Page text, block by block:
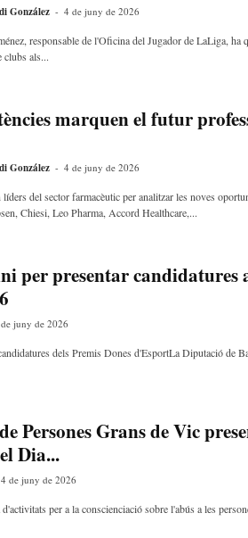
González - 4 de juny de 2026
responsable de l'Oficina del Jugador de LaLiga,
clubs als...
marquen el futur
González - 4 de juny de 2026
del sector farmacèutic per analitzar les noves
Chiesi, Leo Pharma, Accord Healthcare,...
per presentar candidatures
juny de 2026
dels Premis Dones d'EsportLa Diputació de
Persones Grans de Vic
Dia...
4 de juny de 2026
per a la conscienciació sobre l'abús a les